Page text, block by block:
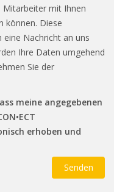
Mitarbeiter mit Ihnen
können. Diese
eine Nachricht an uns
Ihre Daten umgehend
Sie der
meine angegebenen
erhoben und